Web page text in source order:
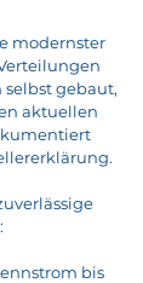
modernster
gebaut,
aktuellen
bis